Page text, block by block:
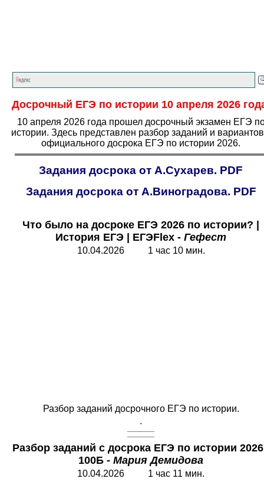
Досрочный ЕГЭ по истории 10 апреля 2026
10 апреля 2026 года прошел досрочный экзамен ЕГЭ
истории. Здесь представлен разбор заданий и
официального досрока ЕГЭ по истории 2026.
Задания досрока от А.Сухарев. PDF
Задания досрока от А.Виноградова. PDF
Что было на досроке ЕГЭ 2026 по истории?
История ЕГЭ | ЕГЭFlex - Гефест
10.04.2026 1 час 10 мин.
Разбор заданий досрочного ЕГЭ по истории.
.
Разбор заданий с досрока ЕГЭ по истории
100Б - Мария Демидова
10.04.2026 1 час 11 мин.